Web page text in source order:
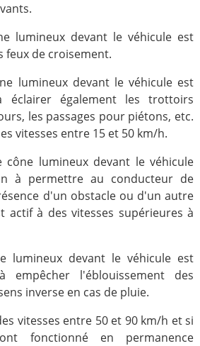
lumineux devant le véhicule est
feux de croisement.
lumineux devant le véhicule est
éclairer également les trottoirs
les passages pour piétons, etc.
vitesses entre 15 et 50 km/h.
cône lumineux devant le véhicule
à permettre au conducteur de
d'un obstacle ou d'un autre
actif à des vitesses supérieures à
lumineux devant le véhicule est
l'éblouissement des
inverse en cas de pluie.
vitesses entre 50 et 90 km/h et si
fonctionné en permanence